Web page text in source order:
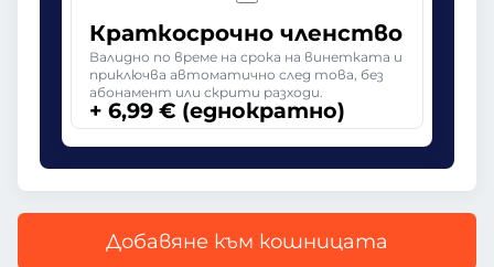
Краткосрочно членство
Валидно по време на срока на винетката и
приключва автоматично след това, без
абонамент или скрити разходи.
+ 6,99 € (еднократно)
Добавяне към кошницата